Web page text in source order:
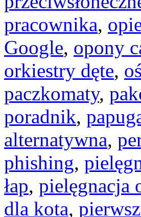
pracownika,
Google, opony
orkiestry dęte,
paczkomaty,
poradnik,
alternatywna,
phishing,
łap, pielęgnacja
dla kota,